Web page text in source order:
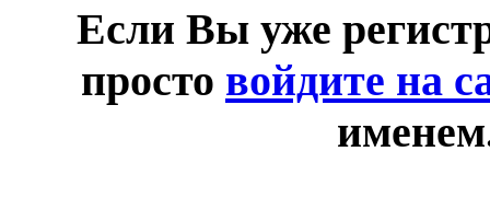
Если Вы уже
просто войдите на